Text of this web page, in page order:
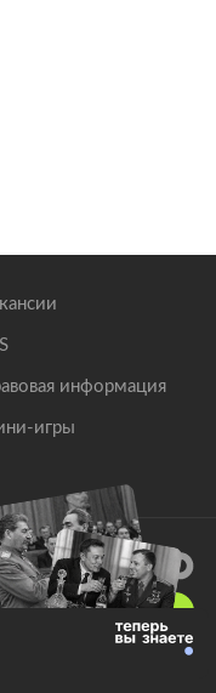
информация
игры